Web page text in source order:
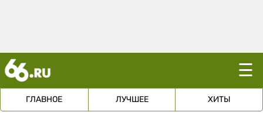
☰
ГЛАВНОЕ ЛУЧШЕЕ ХИТЫ